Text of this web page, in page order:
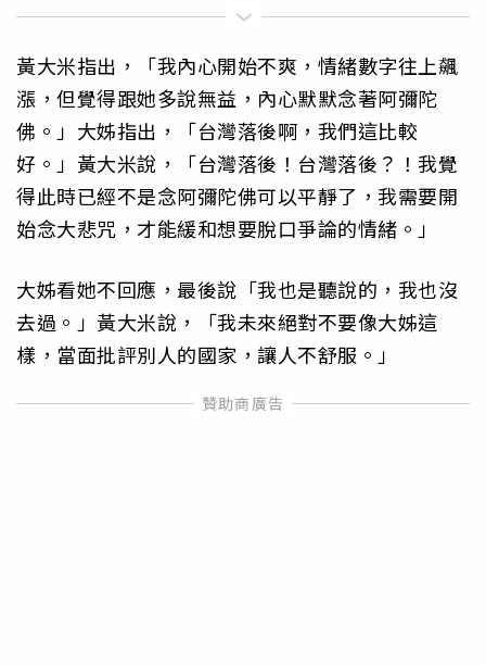
黃大米指出，「我內心開始不爽，情緒數字往上飆
漲，但覺得跟她多說無益，內心默默念著阿彌陀
佛。」大姊指出，「台灣落後啊，我們這比較
好。」黃大米說，「台灣落後！台灣落後？！我覺
得此時已經不是念阿彌陀佛可以平靜了，我需要開
始念大悲咒，才能緩和想要脫口爭論的情緒。」
大姊看她不回應，最後說「我也是聽說的，我也沒
去過。」黃大米說，「我未來絕對不要像大姊這
樣，當面批評別人的國家，讓人不舒服。」